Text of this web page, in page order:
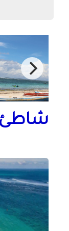
شاطئ